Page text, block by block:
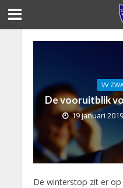
VV
De vooruitblik
19 januari 2019
De winterstop zit er